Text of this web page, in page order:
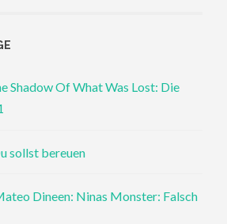
Shadow Of What Was Lost: Die
sollst bereuen
Dineen: Ninas Monster: Falsch